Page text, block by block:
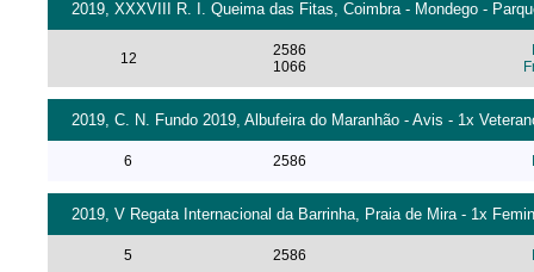
2019, XXXVIII R. I. Queima das Fitas, Coimbra - Mondego -
12
2586
1066
2019, C. N. Fundo 2019, Albufeira do Maranhão - Avis - 1x
6 2586
2019, V Regata Internacional da Barrinha, Praia de Mira - 1x
5 2586